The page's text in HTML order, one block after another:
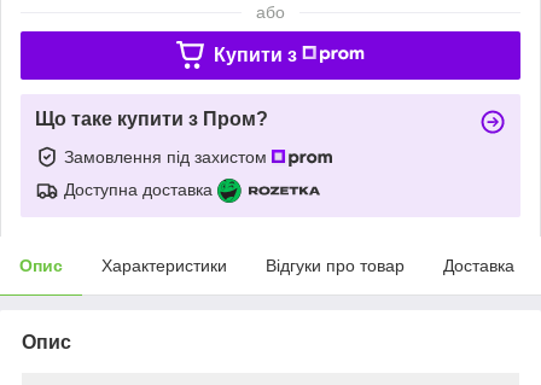
або
Купити з
Що таке купити з Пром?
Замовлення під захистом
Доступна доставка
Опис Характеристики Відгуки про товар Доставка
Опис